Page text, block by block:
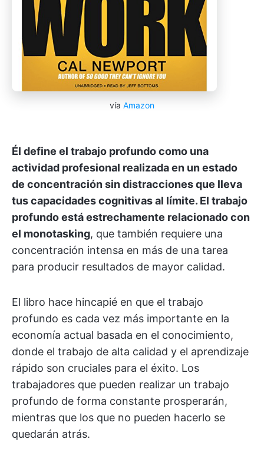
vía Amazon
Él define el trabajo profundo como una
actividad profesional realizada en un estado
de concentración sin distracciones que lleva
tus capacidades cognitivas al límite. El trabajo
profundo está estrechamente relacionado con
el monotasking, que también requiere una
concentración intensa en más de una tarea
para producir resultados de mayor calidad.
El libro hace hincapié en que el trabajo
profundo es cada vez más importante en la
economía actual basada en el conocimiento,
donde el trabajo de alta calidad y el aprendizaje
rápido son cruciales para el éxito. Los
trabajadores que pueden realizar un trabajo
profundo de forma constante prosperarán,
mientras que los que no pueden hacerlo se
quedarán atrás.